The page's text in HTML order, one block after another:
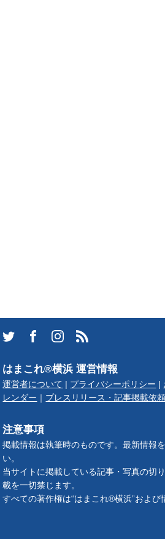
はまこれ®横浜 運営情報
運営者について プライバシーポリシー
レンダー
プレスリリース・記事掲載依頼
注意事項
掲載情報は執筆時のものです。最新情報
い。
当サイトに掲載している記事・写真の切
載を一切禁じます。
すべての著作権は“はまこれ®横浜”および